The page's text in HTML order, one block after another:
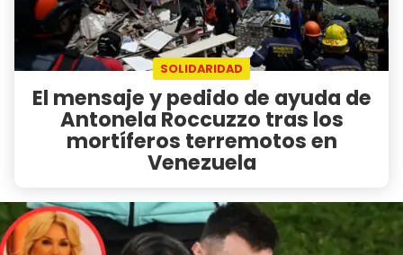
SOLIDARIDAD
El mensaje y pedido de ayuda de
Antonela Roccuzzo tras los
mortíferos terremotos en
Venezuela